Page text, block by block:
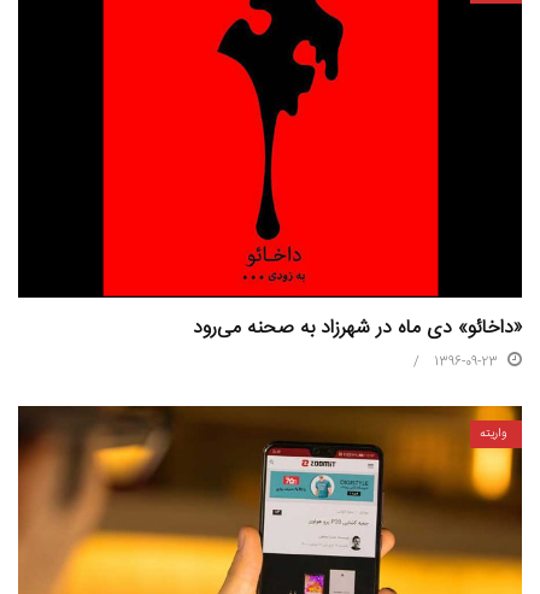
«داخائو» دی ماه در شهرزاد به صحنه می‌رود
1396-09-23
واریته